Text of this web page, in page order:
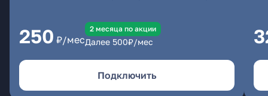
250 ₽/мес
2 месяцa по акции
Далее 500₽/мес
Подключить